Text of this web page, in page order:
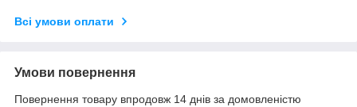
Всі умови оплати
Умови повернення
Повернення товару впродовж 14 днів за домовленістю